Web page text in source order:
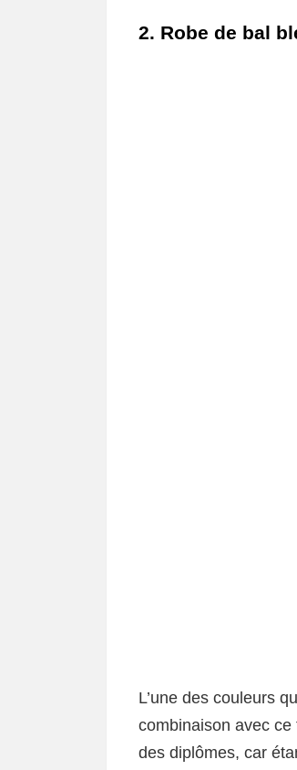
2. Robe de bal
L’une des couleurs
combinaison avec
des diplômes, car